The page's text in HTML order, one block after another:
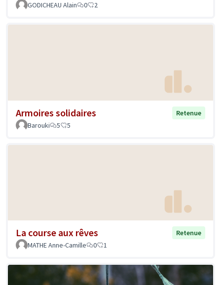
GODICHEAU Alain 0 2
Armoires solidaires
Retenue
Barouki
5 5
La course aux rêves
Retenue
MATHE Anne-Camille
0 1